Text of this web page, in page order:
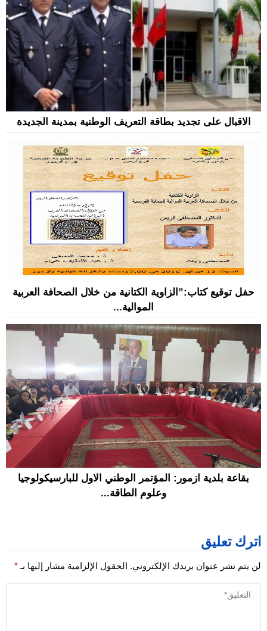
الاقبال على تجديد بطاقة التعريف الوطنية بمدينة الجديدة
حفل توقيع كتاب:”الزاوية الكتانية من خلال الصحافة العربية
الموالية...
بقاعة بلدية ازمور: المؤتمر الوطني الاول للبارسيكولوجيا
وعلوم الطاقة...
اترك تعليق
لن يتم نشر عنوان بريدك الإلكتروني. الحقول الإلزامية مشار إليها بـ *